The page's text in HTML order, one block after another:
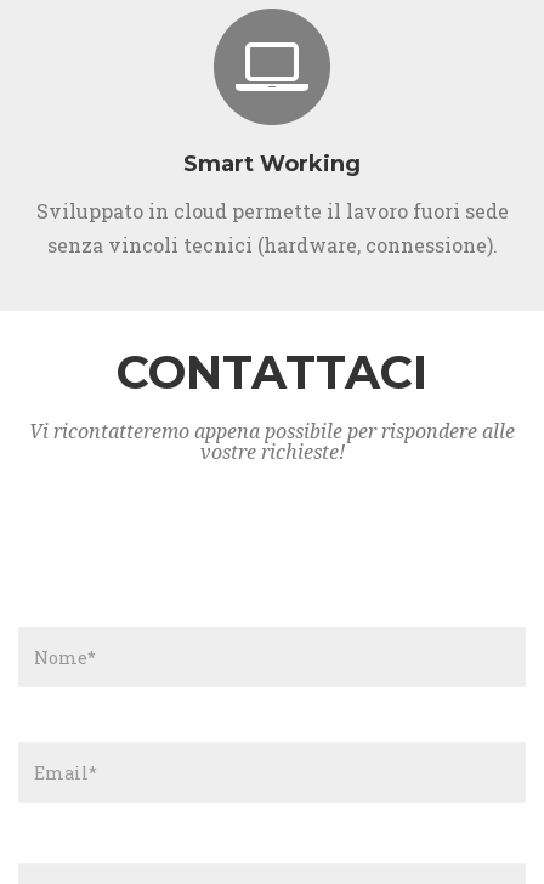
Smart Working
Sviluppato in cloud permette il lavoro fuori sede
senza vincoli tecnici (hardware, connessione).
CONTATTACI
Vi ricontatteremo appena possibile per rispondere alle
vostre richieste!